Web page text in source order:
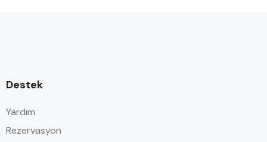
Destek
Yardım
Rezervasyon